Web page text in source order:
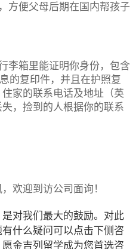
方便父母后期在国内帮孩子
李箱里能证明你身份，包含
的复印件，并且在护照复
家的联系电话及地址（英
，捡到的人根据你的联系
欢迎到访公司面询！
对我们最大的鼓励。对此
什么疑问可以点击下侧咨
金吉列留学成为您首选咨